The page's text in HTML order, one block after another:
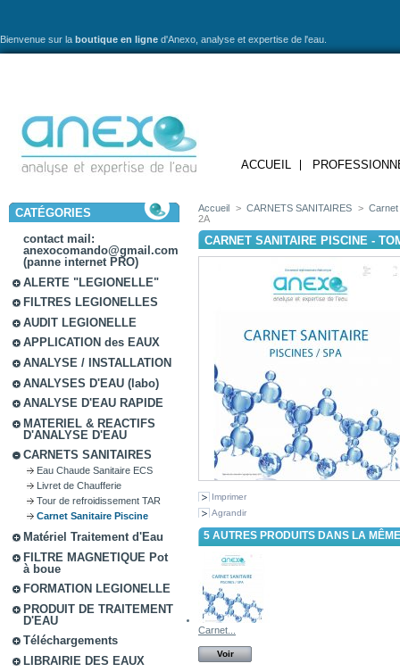
Bienvenue sur la boutique en ligne d'Anexo, analyse et expertise de l'eau.
ACCUEIL
CATÉGORIES
contact mail:
anexocomando@gmail.com
(panne internet PRO)
ALERTE "LEGIONELLE"
FILTRES LEGIONELLES
AUDIT LEGIONELLE
APPLICATION des EAUX
ANALYSE / INSTALLATION
ANALYSES D'EAU (labo)
ANALYSE D'EAU RAPIDE
MATERIEL & REACTIFS
D'ANALYSE D'EAU
CARNETS SANITAIRES
Eau Chaude Sanitaire ECS
Livret de Chaufferie
Tour de refroidissement TAR
Carnet Sanitaire Piscine
Matériel Traitement d'Eau
FILTRE MAGNETIQUE Pot
à boue
FORMATION LEGIONELLE
PRODUIT DE TRAITEMENT
D'EAU
Téléchargements
LIBRAIRIE DES EAUX
Accueil > CARNETS SANITAIRES >
2A
CARNET SANITAIRE PISCINE -
Imprimer
Agrandir
5 AUTRES PRODUITS DANS LA
Carnet...
Voir